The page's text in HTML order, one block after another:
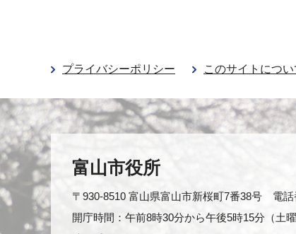
プライバシーポリシー このサイトについ
富山市役所
〒930-8510 富山県富山市新桜町7番38号 電話
開庁時間：午前8時30分から午後5時15分（土